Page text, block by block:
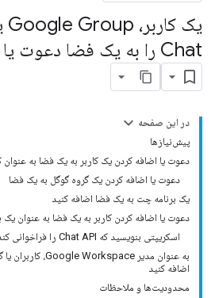
Chat را به یک فضا دعوت یا اضافه کنید
در این صفحه
پیش‌نیازها
دعوت یا اضافه کردن یک کاربر به یک فضا به عنوان
دعوت یا اضافه کردن یک گروه گوگل به یک فضا
یک برنامه چت به یک فضا اضافه کنید
دعوت یا اضافه کردن کاربر به یک فضا به عنوان یک
اسکریپتی بنویسید که Chat API را فراخوانی کند
اضافه کنید
محدودیت‌ها و ملاحظات